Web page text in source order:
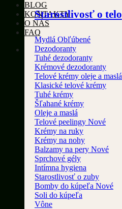
BLOG
KONTAKTY
O NÁS
FAQ
Starostlivosť o telo
Mydlá
Dezodoranty
Tuhé dezodoranty
Krémové dezodoranty
Telové krémy oleje a maslá
Klasické telové krémy
Tuhé krémy
Šľahané krémy
Oleje a maslá
Telové peelingy
Krémy na ruky
Krémy na nohy
Balzamy na pery
Sprchové gély
Intímna hygiena
Starostlivosť o zuby
Bomby do kúpeľa
Soli do kúpeľa
Vône